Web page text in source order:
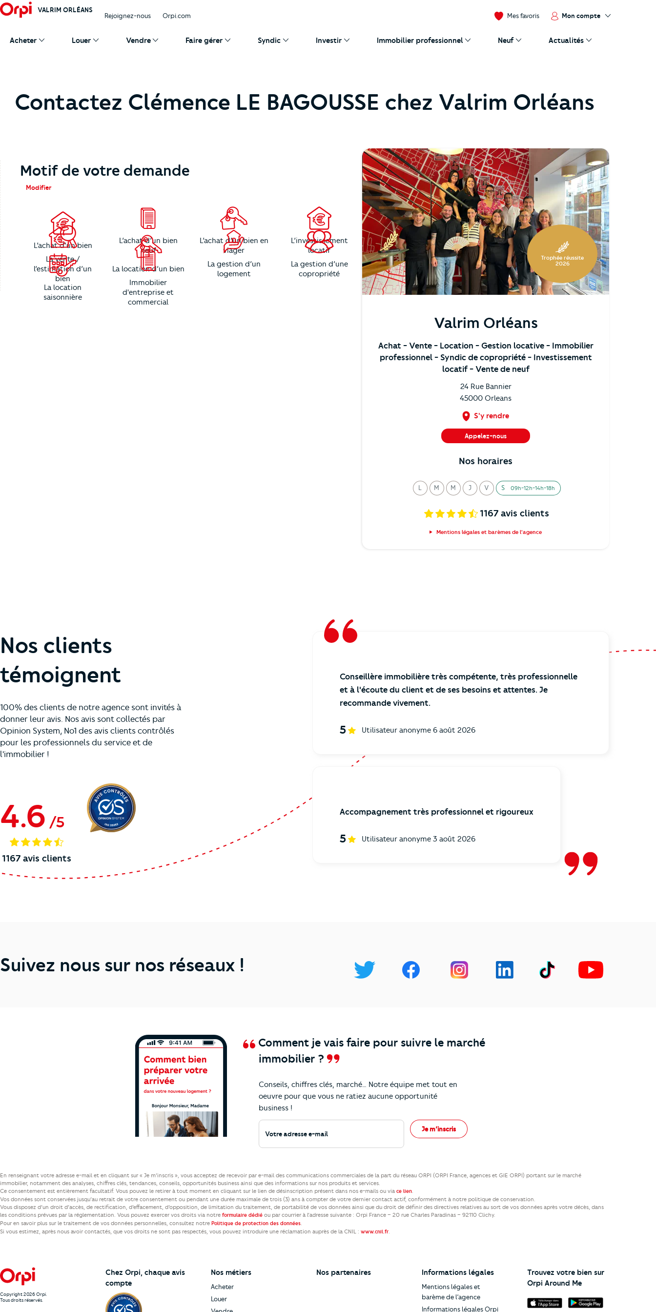
VALRIM ORLÉANS
Rejoignez-nous Orpi.com Mes favoris Mon compte
Acheter Louer Vendre Faire gérer Syndic Investir Immobilier professionnel Neuf Actualités
Contactez Clémence LE BAGOUSSE chez Valrim Orléans
Motif de votre demande
Modifier
L’achat d’un bien
L’achat d’un bien
neuf
L’achat d’un bien en
viager
L’investissement
locatif
La vente /
l’estimation d’un
bien
La location d’un bien
La gestion d’un
logement
La gestion d’une
copropriété
La location
saisonnière
Immobilier
d'entreprise et
commercial
https://cutjhqvjma.cloudimg.io/_prod_/orpibackend/
Valrim Orléans
Achat - Vente - Location - Gestion locative - Immobilier
professionnel - Syndic de copropriété - Investissement
locatif - Vente de neuf
24 Rue Bannier
45000 Orleans
S'y rendre
Appelez-nous
Nos horaires
L
undi
M
ardi
M
ercredi
J
eudi
V
endredi
S
amedi09h-12h-14h-18h
1167avis clients
Trophée réussite
2026
Mentions légales et barèmes de l'agence
Nos clients
témoignent
100% des clients de notre agence sont invités à
donner leur avis. Nos avis sont collectés par
Opinion System, No1 des avis clients contrôlés
pour les professionnels du service et de
l'immobilier !
4.6 /5
1167 avis clients
Conseillère immobilière très compétente, très professionnelle
et à l'écoute du client et de ses besoins et attentes. Je
recommande vivement.
5 Utilisateur anonyme 6 août 2026
Accompagnement très professionnel et rigoureux
5 Utilisateur anonyme 3 août 2026
Suivez nous sur nos réseaux !
Ne manquez plus nos actualités et conseils !
Comment je vais faire pour suivre le marché
immobilier ?
Conseils, chiffres clés, marché… Notre équipe met tout en
oeuvre pour que vous ne ratiez aucune opportunité
business !
Votre adresse e-mail
Je m’inscris
En renseignant votre adresse e-mail et en cliquant sur « Je m’inscris », vous acceptez de recevoir par e-mail des communications commerciales de la part du réseau ORPI (ORPI France, agences et GIE ORPI) portant sur le marché
immobilier, notamment des analyses, chiffres clés, tendances, conseils, opportunités business ainsi que des informations sur nos produits et services.
Ce consentement est entièrement facultatif. Vous pouvez le retirer à tout moment en cliquant sur le lien de désinscription présent dans nos e-mails ou via ce lien.
Vos données sont conservées jusqu’au retrait de votre consentement ou pendant une durée maximale de trois (3) ans à compter de votre dernier contact actif, conformément à notre politique de conservation.
Vous disposez d’un droit d’accès, de rectification, d’effacement, d’opposition, de limitation du traitement, de portabilité de vos données ainsi que du droit de définir des directives relatives au sort de vos données après votre décès, dans
les conditions prévues par la réglementation. Vous pouvez exercer vos droits via notre formulaire dédié ou par courrier à l’adresse suivante : Orpi France – 20 rue Charles Paradinas – 92110 Clichy.
Pour en savoir plus sur le traitement de vos données personnelles, consultez notre Politique de protection des données.
Si vous estimez, après nous avoir contactés, que vos droits ne sont pas respectés, vous pouvez introduire une réclamation auprès de la CNIL : www.cnil.fr.
Copyright 2026 Orpi.
Tous droits réservés.
Chez Orpi, chaque avis
compte
Nos métiers
Acheter
Louer
Nos partenaires Informations légales
Mentions légales et
barème de l’agence
Informations légales Orpi
Trouvez votre bien sur
Orpi Around Me